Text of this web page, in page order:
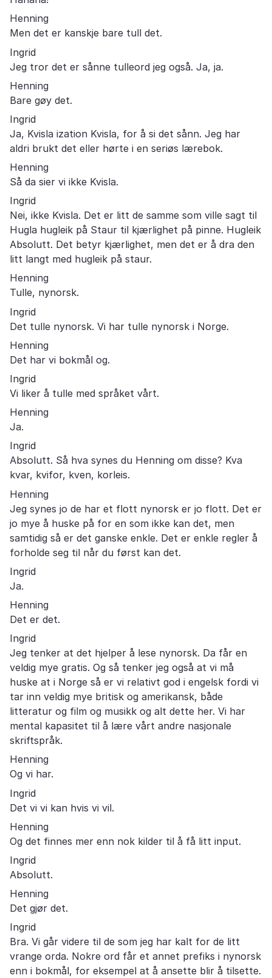
Henning
Men det er kanskje bare tull det.
Ingrid
Jeg tror det er sånne tulleord jeg også. Ja, ja.
Henning
Bare gøy det.
Ingrid
Ja, Kvisla ization Kvisla, for å si det sånn. Jeg har
aldri brukt det eller hørte i en seriøs lærebok.
Henning
Så da sier vi ikke Kvisla.
Ingrid
Nei, ikke Kvisla. Det er litt de samme som ville sagt til
Hugla hugleik på Staur til kjærlighet på pinne. Hugleik
Absolutt. Det betyr kjærlighet, men det er å dra den
litt langt med hugleik på staur.
Henning
Tulle, nynorsk.
Ingrid
Det tulle nynorsk. Vi har tulle nynorsk i Norge.
Henning
Det har vi bokmål og.
Ingrid
Vi liker å tulle med språket vårt.
Henning
Ja.
Ingrid
Absolutt. Så hva synes du Henning om disse? Kva
kvar, kvifor, kven, korleis.
Henning
Jeg synes jo de har et flott nynorsk er jo flott. Det er
jo mye å huske på for en som ikke kan det, men
samtidig så er det ganske enkle. Det er enkle regler å
forholde seg til når du først kan det.
Ingrid
Ja.
Henning
Det er det.
Ingrid
Jeg tenker at det hjelper å lese nynorsk. Da får en
veldig mye gratis. Og så tenker jeg også at vi må
huske at i Norge så er vi relativt god i engelsk fordi vi
tar inn veldig mye britisk og amerikansk, både
litteratur og film og musikk og alt dette her. Vi har
mental kapasitet til å lære vårt andre nasjonale
skriftspråk.
Henning
Og vi har.
Ingrid
Det vi vi kan hvis vi vil.
Henning
Og det finnes mer enn nok kilder til å få litt input.
Ingrid
Absolutt.
Henning
Det gjør det.
Ingrid
Bra. Vi går videre til de som jeg har kalt for de litt
vrange orda. Nokre ord får et annet prefiks i nynorsk
enn i bokmål, for eksempel at å ansette blir å tilsette.